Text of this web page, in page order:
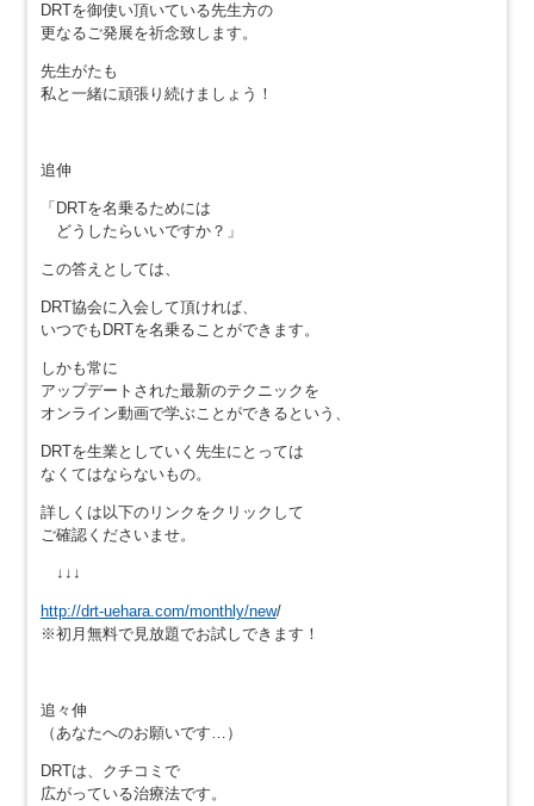
DRTを御使い頂いている先生方の
更なるご発展を祈念致します。
先生がたも
私と一緒に頑張り続けましょう！
追伸
「DRTを名乗るためには
どうしたらいいですか？」
この答えとしては、
DRT協会に入会して頂ければ、
いつでもDRTを名乗ることができます。
しかも常に
アップデートされた最新のテクニックを
オンライン動画で学ぶことができるという、
DRTを生業としていく先生にとっては
なくてはならないもの。
詳しくは以下のリンクをクリックして
ご確認くださいませ。
↓↓↓
http://drt-uehara.com/monthly/new/
※初月無料で見放題でお試しできます！
追々伸
（あなたへのお願いです…）
DRTは、クチコミで
広がっている治療法です。